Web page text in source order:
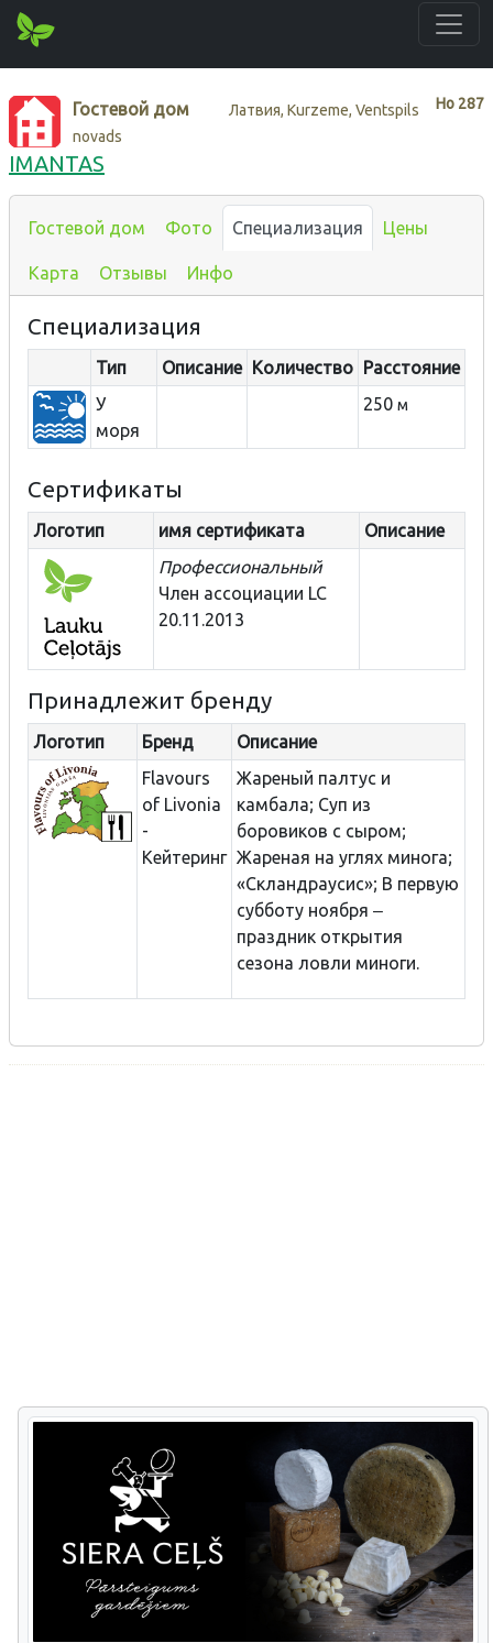
Нo 287
Гостевой дом
Латвия, Kurzeme, Ventspils
novads
IMANTAS
Гостевой дом Фото Специализация Цены
Карта Отзывы Инфо
Специализация
Тип Описание Количество Расстояние
У
моря
250 м
Сертификаты
Логотип имя сертификата
Описание
Профессиональный
Член ассоциации LC
20.11.2013
Принадлежит бренду
Логотип Бренд
Описание
Flavours
of Livonia
-
Кейтеринг
Жареный палтус и
камбала; Суп из
боровиков с сыром;
Жареная на углях минога;
«Скландраусис»; В первую
субботу ноября ‒
праздник открытия
сезона ловли миноги.